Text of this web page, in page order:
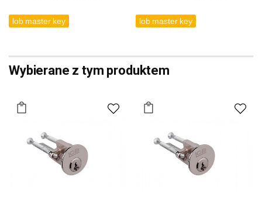
lob master key lob master key
Wybierane z tym produktem